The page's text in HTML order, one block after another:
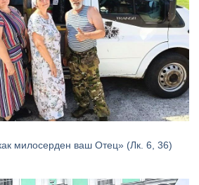
милосерден ваш Отец» (Лк. 6, 36)